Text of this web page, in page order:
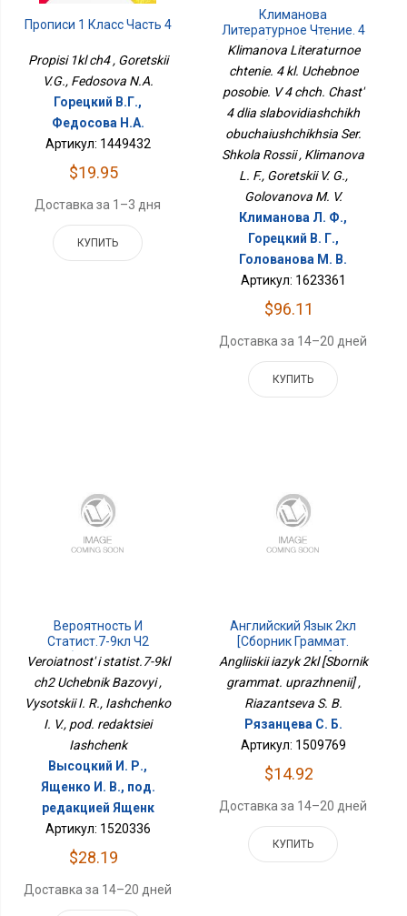
Прописи 1 Класс Часть 4
Propisi 1kl ch4 , Goretskii
V.G., Fedosova N.A.
Горецкий В.Г.,
Федосова Н.А.
Артикул: 1449432
$19.95
Доставка за 1–3 дня
КУПИТЬ
Климанова
Литературное Чтение. 4
Кл. Учебное Пособие. В 4
Слабовидящих
Обучающихся Сер.
Школа России
Klimanova Literaturnoe
chtenie. 4 kl. Uchebnoe
posobie. V 4 chch. Chast'
4 dlia slabovidiashchikh
obuchaiushchikhsia Ser.
Shkola Rossii , Klimanova
L. F., Goretskii V. G.,
Golovanova M. V.
Климанова Л. Ф.,
Горецкий В. Г.,
Голованова М. В.
Артикул: 1623361
$96.11
Доставка за 14–20 дней
КУПИТЬ
Вероятность И
Статист.7-9кл Ч2
Учебник Базовый
Veroiatnost' i statist.7-9kl
ch2 Uchebnik Bazovyi ,
Vysotskii I. R., Iashchenko
I. V., pod. redaktsiei
Iashchenk
Высоцкий И. Р.,
Ященко И. В., под.
редакцией Ященк
Артикул: 1520336
$28.19
Доставка за 14–20 дней
Английский Язык 2кл
[Сборник Граммат.
Упражнений]
Angliiskii iazyk 2kl [Sbornik
grammat. uprazhnenii] ,
Riazantseva S. B.
Рязанцева С. Б.
Артикул: 1509769
$14.92
Доставка за 14–20 дней
КУПИТЬ